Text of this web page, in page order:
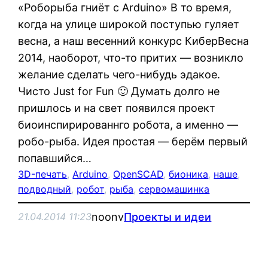
«Роборыба гниёт с Arduino» В то время,
когда на улице широкой поступью гуляет
весна, а наш весенний конкурс КиберВесна
2014, наоборот, что-то притих — возникло
желание сделать чего-нибудь эдакое.
Чисто Just for Fun 🙂 Думать долго не
пришлось и на свет появился проект
биоинспирированнго робота, а именно —
робо-рыба. Идея простая — берём первый
попавшийся…
3D-печать, Arduino, OpenSCAD, бионика, наше
подводный, робот, рыба, сервомашинка
21.04.2014 11:23noonvПроекты и идеи